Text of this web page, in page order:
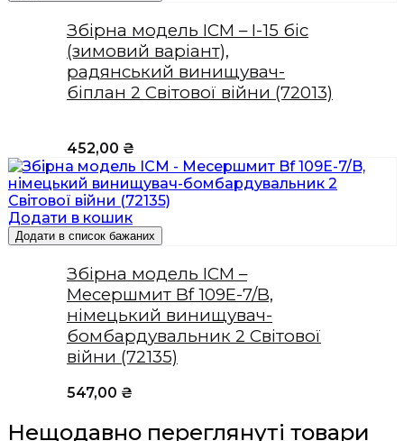
Збірна модель ICM – І-15 біс
(зимовий варіант),
радянський винищувач-
біплан 2 Світової війни (72013)
452,00 ₴
Додати в кошик
Додати в список бажаних
Збірна модель ICM –
Месершмит Bf 109E-7/B,
німецький винищувач-
бомбардувальник 2 Світової
війни (72135)
547,00 ₴
Нещодавно переглянуті товари